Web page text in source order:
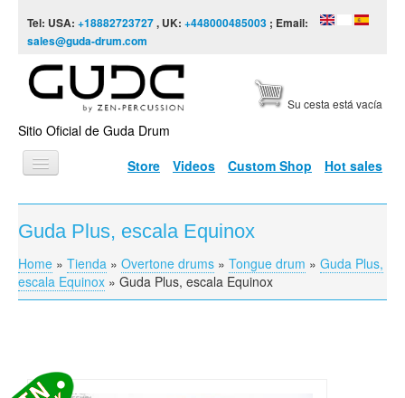
Tel: USA: +18882723727, UK: +448000485003 ; Email:
sales@guda-drum.com
Sitio Oficial de Guda Drum
Su cesta está vacía
Store Videos Custom Shop Hot sales
INICIO
TIPOS DE GUDA
DISEÑOS
VÍDEOS
Guda Plus, escala Equinox
You are here
Home » Tienda » Overtone drums » Tongue drum » Guda Plus,
escala Equinox » Guda Plus, escala Equinox